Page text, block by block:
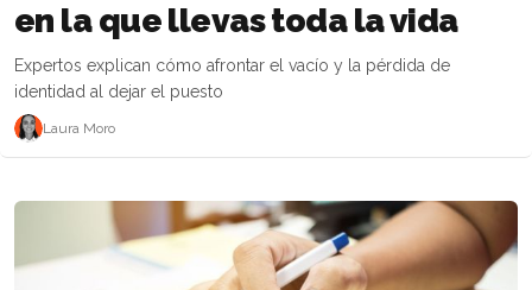
en la que llevas toda la vida
Expertos explican cómo afrontar el vacío y la pérdida de
identidad al dejar el puesto
Laura Moro